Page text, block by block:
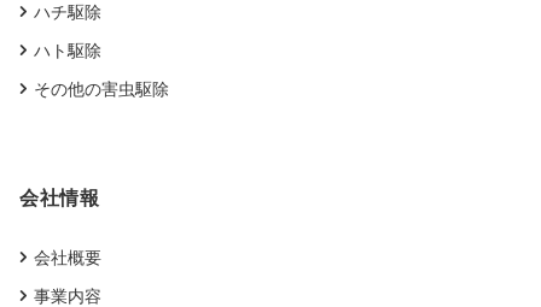
ハチ駆除
ハト駆除
その他の害虫駆除
会社情報
会社概要
事業内容